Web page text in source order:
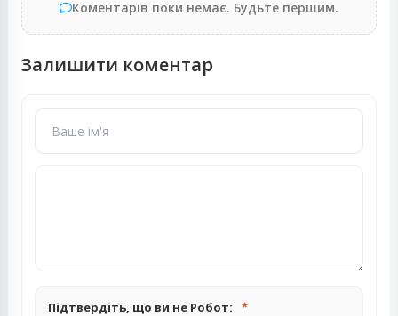
Коментарів поки немає. Будьте першим.
Залишити коментар
Підтвердіть, що ви не Робот: